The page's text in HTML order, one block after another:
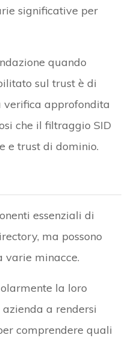
significative per
quando
sul trust è di
approfondita
che il filtraggio SID
e trust di dominio.
essenziali di
ma possono
varie minacce.
la loro
a rendersi
comprendere quali